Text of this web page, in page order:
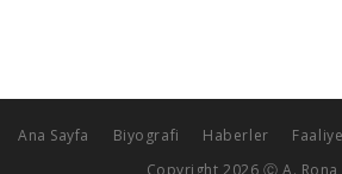
Ana Sayfa Biyografi Haberler
Copyright 2026 Ⓒ A. Rona